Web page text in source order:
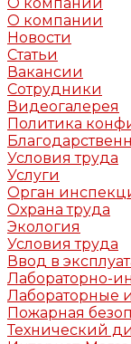
О компании
О компании
Новости
Статьи
Вакансии
Сотрудники
Видеогалерея
Политика
Условия труда
Услуги
Орган
Охрана труда
Экология
Условия труда
Ввод в
Лабораторно-
Лабораторные
Пожарная
Технический